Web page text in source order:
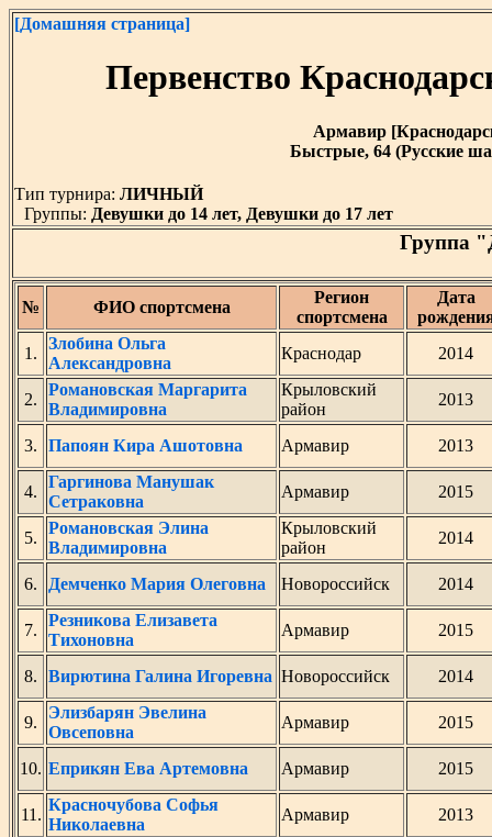
[Домашняя страница]
Первенство
Армавир
Быстрые, 64 (Русские
Тип турнира: ЛИЧНЫЙ
Группы: Девушки до 14 лет, Девушки до 17 лет
Группа
№ ФИО спортсмена
Регион
спортсмена
Дата
1.
Злобина Ольга
Александровна
Краснодар 2014
2.
Романовская Маргарита
Владимировна
Крыловский
район
2013
3. Папоян Кира Ашотовна Армавир 2013
4.
Гаргинова Манушак
Сетраковна
Армавир 2015
5.
Романовская Элина
Владимировна
Крыловский
район
2014
6. Демченко Мария Олеговна Новороссийск 2014
7.
Резникова Елизавета
Тихоновна
Армавир 2015
8. Вирютина Галина Игоревна Новороссийск 2014
9.
Элизбарян Эвелина
Овсеповна
Армавир 2015
10. Еприкян Ева Артемовна Армавир 2015
11.
Красночубова Софья
Николаевна
Армавир 2013